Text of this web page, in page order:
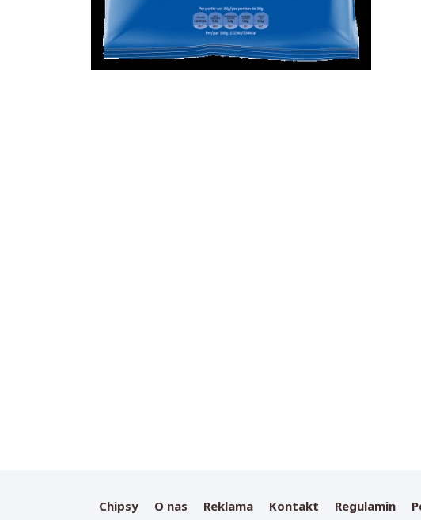
Chipsy O nas Reklama Kontakt Regulamin